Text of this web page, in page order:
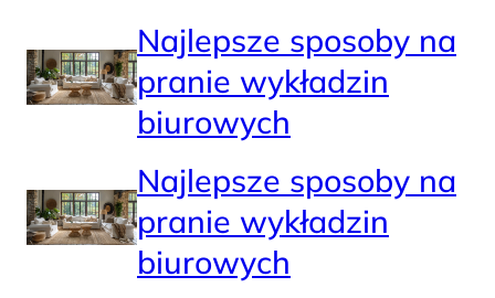
Najlepsze sposoby na
pranie wykładzin
biurowych
Najlepsze sposoby na
pranie wykładzin
biurowych